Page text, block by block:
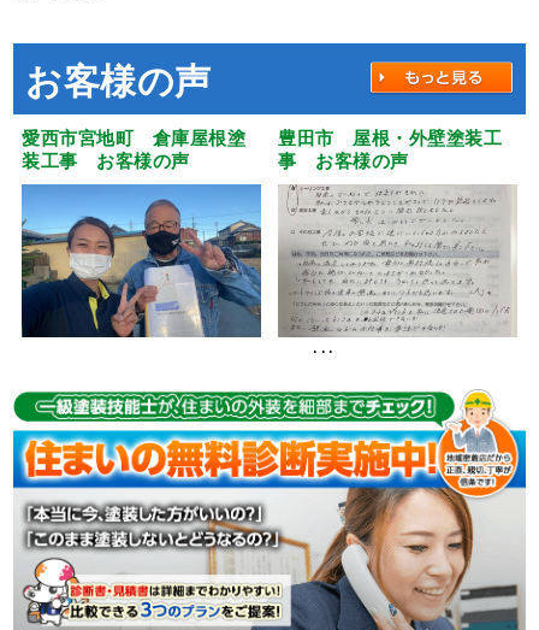
お客様の声
愛西市宮地町 倉庫屋根塗
装工事 お客様の声
豊田市 屋根・外壁塗装工
事 お客様の声
･･･